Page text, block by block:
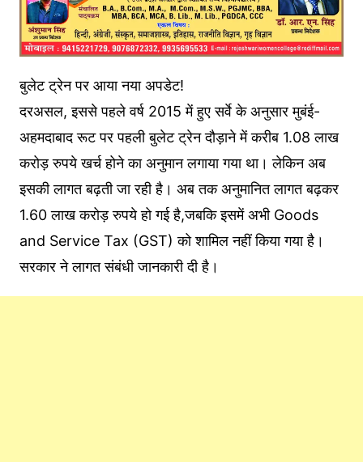
बुलेट ट्रेन पर आया नया अपडेट!
दरअसल, इससे पहले वर्ष 2015 में हुए सर्वे के अनुसार मुबंई-
अहमदाबाद रूट पर पहली बुलेट ट्रेन दौड़ाने में करीब 1.08 लाख
करोड़ रुपये खर्च होने का अनुमान लगाया गया था। लेकिन अब
इसकी लागत बढ़ती जा रही है। अब तक अनुमानित लागत बढ़कर
1.60 लाख करोड़ रुपये हो गई है,जबकि इसमें अभी Goods
and Service Tax (GST) को शामिल नहीं किया गया है।
सरकार ने लागत संबंधी जानकारी दी है।